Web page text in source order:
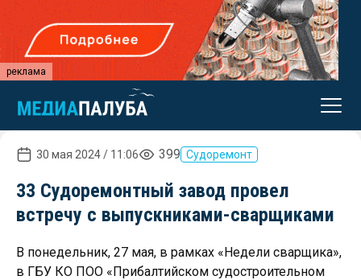
реклама
30 мая 2024 / 11:06 399 Судоремонт
33 Судоремонтный завод провел
встречу с выпускниками-сварщиками
В понедельник, 27 мая, в рамках «Недели сварщика»,
в ГБУ КО ПОО «Прибалтийском судостроительном